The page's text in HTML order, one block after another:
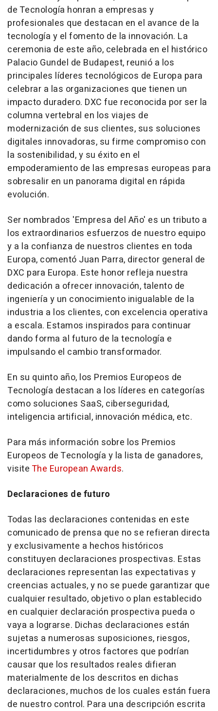
de Tecnología honran a empresas y
profesionales que destacan en el avance de la
tecnología y el fomento de la innovación. La
ceremonia de este año, celebrada en el histórico
Palacio Gundel de Budapest, reunió a los
principales líderes tecnológicos de Europa para
celebrar a las organizaciones que tienen un
impacto duradero. DXC fue reconocida por ser la
columna vertebral en los viajes de
modernización de sus clientes, sus soluciones
digitales innovadoras, su firme compromiso con
la sostenibilidad, y su éxito en el
empoderamiento de las empresas europeas para
sobresalir en un panorama digital en rápida
evolución.
Ser nombrados 'Empresa del Año' es un tributo a
los extraordinarios esfuerzos de nuestro equipo
y a la confianza de nuestros clientes en toda
Europa, comentó Juan Parra, director general de
DXC para Europa. Este honor refleja nuestra
dedicación a ofrecer innovación, talento de
ingeniería y un conocimiento inigualable de la
industria a los clientes, con excelencia operativa
a escala. Estamos inspirados para continuar
dando forma al futuro de la tecnología e
impulsando el cambio transformador.
En su quinto año, los Premios Europeos de
Tecnología destacan a los líderes en categorías
como soluciones SaaS, ciberseguridad,
inteligencia artificial, innovación médica, etc.
Para más información sobre los Premios
Europeos de Tecnología y la lista de ganadores,
visiteThe European Awards.
Declaraciones de futuro
Todas las declaraciones contenidas en este
comunicado de prensa que no se refieran directa
y exclusivamente a hechos históricos
constituyen declaraciones prospectivas. Estas
declaraciones representan las expectativas y
creencias actuales, y no se puede garantizar que
cualquier resultado, objetivo o plan establecido
en cualquier declaración prospectiva pueda o
vaya a lograrse. Dichas declaraciones están
sujetas a numerosas suposiciones, riesgos,
incertidumbres y otros factores que podrían
causar que los resultados reales difieran
materialmente de los descritos en dichas
declaraciones, muchos de los cuales están fuera
de nuestro control. Para una descripción escrita